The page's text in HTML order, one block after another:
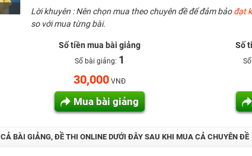
lớp 9 Toán - Lý - Hóa - Văn - Anh năm 2018
văn 7 - xây nền vững chắc cho tương lai!
10 môn Toán, Văn, Hóa, Anh, Lý với giáo viên giỏi và nổi tiếng
Lời khuyên : Nên chọn mua theo chuyên đề để đảm bảođạt
so với mua từng bài.
Số tiền mua bài giảng
Số bài giảng: 1
30,000VNĐ
Mua bài giảng
Số
BÀI GIẢNG, ĐỀ THI ONLINE DƯỚI ĐÂY SAU KHI MUA CẢ CHUYÊN ĐỀ